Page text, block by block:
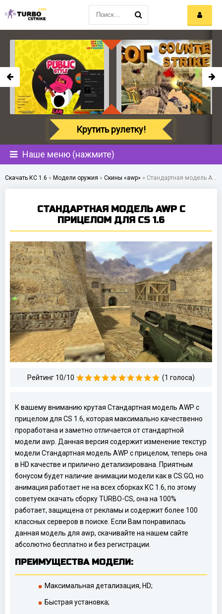
Наше меню (нажмите)
Скачать КС 1.6 » Модели оружия » Скины «awp» » Стандартная модель AWP с прицелом для CS 1.6
СТАНДАРТНАЯ МОДЕЛЬ AWP С
ПРИЦЕЛОМ ДЛЯ CS 1.6
Рейтинг 10/10 (1 голоса)
К вашему вниманию крутая Стандартная модель AWP с
прицелом для CS 1.6, которая максимально качественно
проработана и заметно отличается от стандартной
модели awp. Данная версия содержит изменение текстур
модели Стандартная модель AWP с прицелом, теперь она
в HD качестве и прилично детализирована. Приятным
бонусом будет наличие анимации модели как в CS:GO, но
анимация работает не на всех сборках КС 1.6, по этому
советуем скачать сборку TURBO-CS, она на 100%
работает, защищена от рекламы и содержит более 100
классных серверов в поиске. Если Вам понравилась
данная модель для awp, скачивайте на нашем сайте
абсолютно бесплатно и без регистрации.
ПРЕИМУЩЕСТВА МОДЕЛИ:
Максимальная детализация, HD;
Быстрая установка;
Крутить рулетку!